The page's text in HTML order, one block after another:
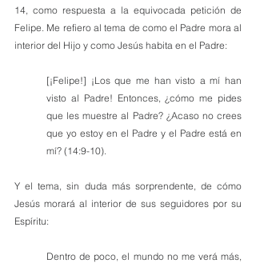
14, como respuesta a la equivocada petición de
Felipe. Me refiero al tema de como el Padre mora al
interior del Hijo y como Jesús habita en el Padre:
[¡Felipe!] ¡Los que me han visto a mí han
visto al Padre! Entonces, ¿cómo me pides
que les muestre al Padre? ¿Acaso no crees
que yo estoy en el Padre y el Padre está en
mí? (14:9-10).
Y el tema, sin duda más sorprendente, de cómo
Jesús morará al interior de sus seguidores por su
Espíritu:
Dentro de poco, el mundo no me verá más,